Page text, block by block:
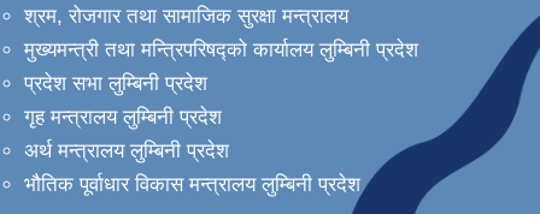
श्रम, रोजगार तथा सामाजिक सुरक्षा मन्त्रालय
मुख्यमन्त्री तथा मन्त्रिपरिषद्को कार्यालय लुम्बिनी प्रदेश
प्रदेश सभा लुम्बिनी प्रदेश
गृह मन्त्रालय लुम्बिनी प्रदेश
अर्थ मन्त्रालय लुम्बिनी प्रदेश
भौतिक पूर्वाधार विकास मन्त्रालय लुम्बिनी प्रदेश